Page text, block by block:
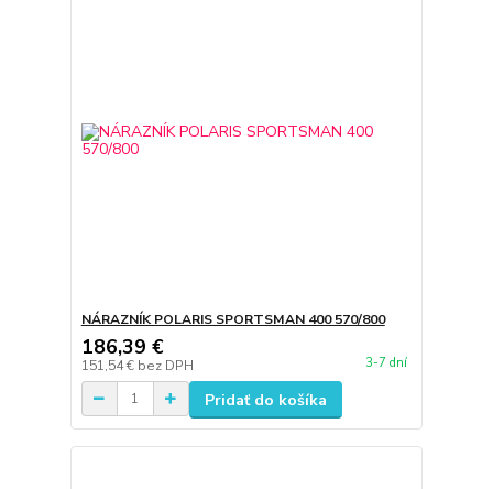
NÁRAZNÍK POLARIS SPORTSMAN 400 570/800
186,39 €
151,54 € bez DPH 3-7 dní
Pridať do košíka